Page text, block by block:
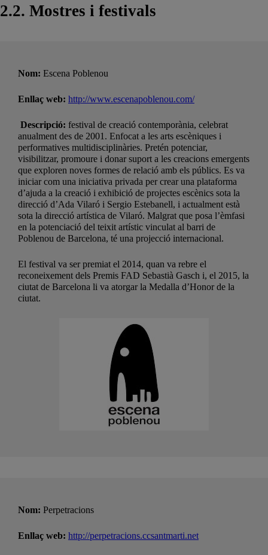
2.2. Mostres i festivals
Nom: Escena Poblenou
Enllaç web: http://www.escenapoblenou.com/
Descripció: festival de creació contemporània, celebrat
anualment des de 2001. Enfocat a les arts escèniques i
performatives multidisciplinàries. Pretén potenciar,
visibilitzar, promoure i donar suport a les creacions emergents
que exploren noves formes de relació amb els públics. Es va
iniciar com una iniciativa privada per crear una plataforma
d’ajuda a la creació i exhibició de projectes escènics sota la
direcció d’Ada Vilaró i Sergio Estebanell, i actualment està
sota la direcció artística de Vilaró. Malgrat que posa l’èmfasi
en la potenciació del teixit artístic vinculat al barri de
Poblenou de Barcelona, té una projecció internacional.
El festival va ser premiat el 2014, quan va rebre el
reconeixement dels Premis FAD Sebastià Gasch i, el 2015, la
ciutat de Barcelona li va atorgar la Medalla d’Honor de la
ciutat.
Nom: Perpetracions
Enllaç web: http://perpetracions.ccsantmarti.net